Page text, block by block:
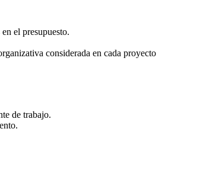
el presupuesto.
considerada en cada proyecto
de trabajo.